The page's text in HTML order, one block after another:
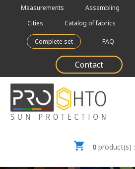
Measurements Assembling
Cities
Catalog of fabrics
Complete set FAQ
Contact
0 product(s) :